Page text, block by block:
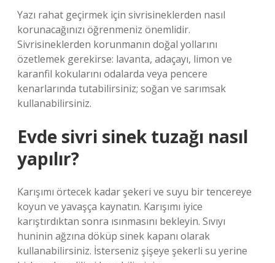
Yazı rahat geçirmek için sivrisineklerden nasıl
korunacağınızı öğrenmeniz önemlidir.
Sivrisineklerden korunmanın doğal yollarını
özetlemek gerekirse: lavanta, adaçayı, limon ve
karanfil kokularını odalarda veya pencere
kenarlarında tutabilirsiniz; soğan ve sarımsak
kullanabilirsiniz.
Evde sivri sinek tuzağı nasıl
yapılır?
Karışımı örtecek kadar şekeri ve suyu bir tencereye
koyun ve yavaşça kaynatın. Karışımı iyice
karıştırdıktan sonra ısınmasını bekleyin. Sıvıyı
huninin ağzına döküp sinek kapanı olarak
kullanabilirsiniz. İsterseniz şişeye şekerli su yerine